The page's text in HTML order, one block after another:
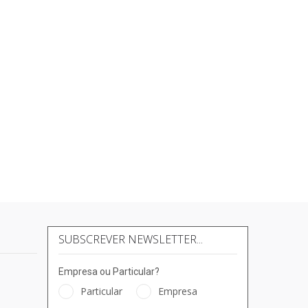
SUBSCREVER NEWSLETTER...
Empresa ou Particular?
Particular Empresa